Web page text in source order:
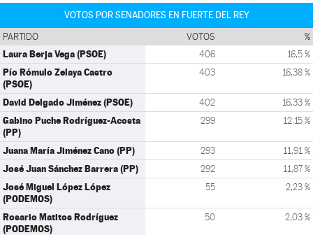
VOTOS POR SENADORES EN FUERTE DEL REY
PARTIDO VOTOS %
Laura Berja Vega (PSOE) 406 16,5 %
Pío Rómulo Zelaya Castro
(PSOE)
403 16,38 %
David Delgado Jiménez (PSOE) 402 16,33 %
Gabino Puche Rodríguez-Acosta
(PP)
299 12,15 %
Juana María Jiménez Cano (PP) 293 11,91 %
José Juan Sánchez Barrera (PP) 292 11,87 %
José Miguel López López
(PODEMOS)
55 2,23 %
Rosario Matitos Rodríguez
(PODEMOS)
50 2,03 %